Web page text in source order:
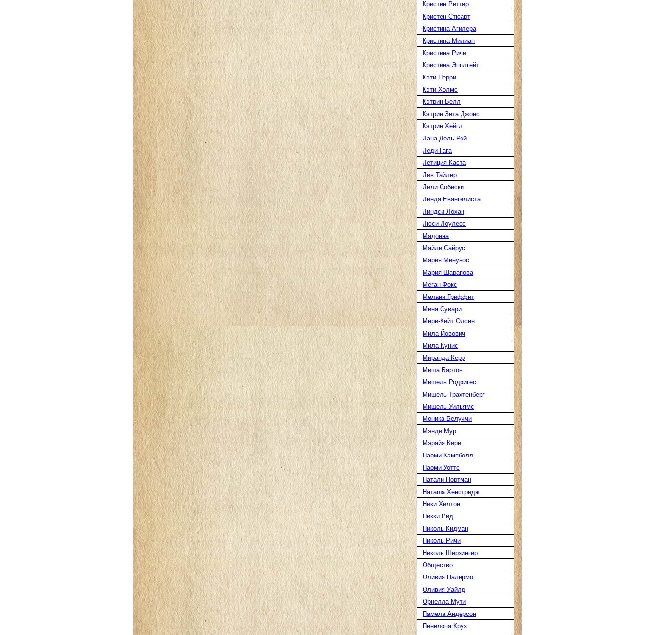
Кристен Риттер
Кристен Стюарт
Кристина Агилера
Кристина Милиан
Кристина Ричи
Кристина Эпплгейт
Кэти Перри
Кэти Холмс
Кэтрин Белл
Кэтрин Зета Джонс
Кэтрин Хейгл
Лана Дель Рей
Леди Гага
Летиция Каста
Лив Тайлер
Лили Собески
Линда Евангелиста
Линдси Лохан
Люси Лоулесс
Мадонна
Майли Сайрус
Мария Менунос
Мария Шарапова
Меган Фокс
Мелани Гриффит
Мена Сувари
Мери-Кейт Олсен
Мила Йовович
Мила Кунис
Миранда Керр
Миша Бартон
Мишель Родригес
Мишель Трахтенберг
Мишель Уильямс
Моника Белуччи
Мэнди Мур
Мэрайя Кери
Наоми Кэмпбелл
Наоми Уоттс
Натали Портман
Наташа Хенстридж
Ники Хилтон
Никки Рид
Николь Кидман
Николь Ричи
Николь Шерзингер
Общество
Оливия Палермо
Оливия Уайлд
Орнелла Мути
Памела Андерсон
Пенелопа Круз